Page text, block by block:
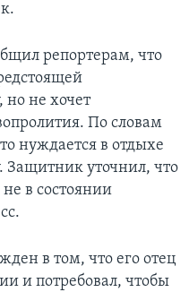
репортерам, что
но не хочет
По словам
нуждается в отдыхе
Защитник уточнил, что
в состоянии
в том, что его отец
и потребовал, чтобы